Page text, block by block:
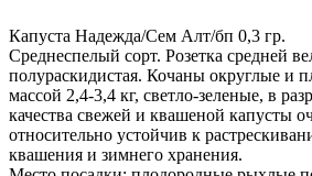
Капуста Надежда/Сем Алт/бп 0,3 гр.
Среднеспелый сорт. Розетка средней
полураскидистая. Кочаны округлые и
массой 2,4-3,4 кг, светло-зеленые, в
качества свежей и квашеной капусты
относительно устойчив к
квашения и зимнего хранения.